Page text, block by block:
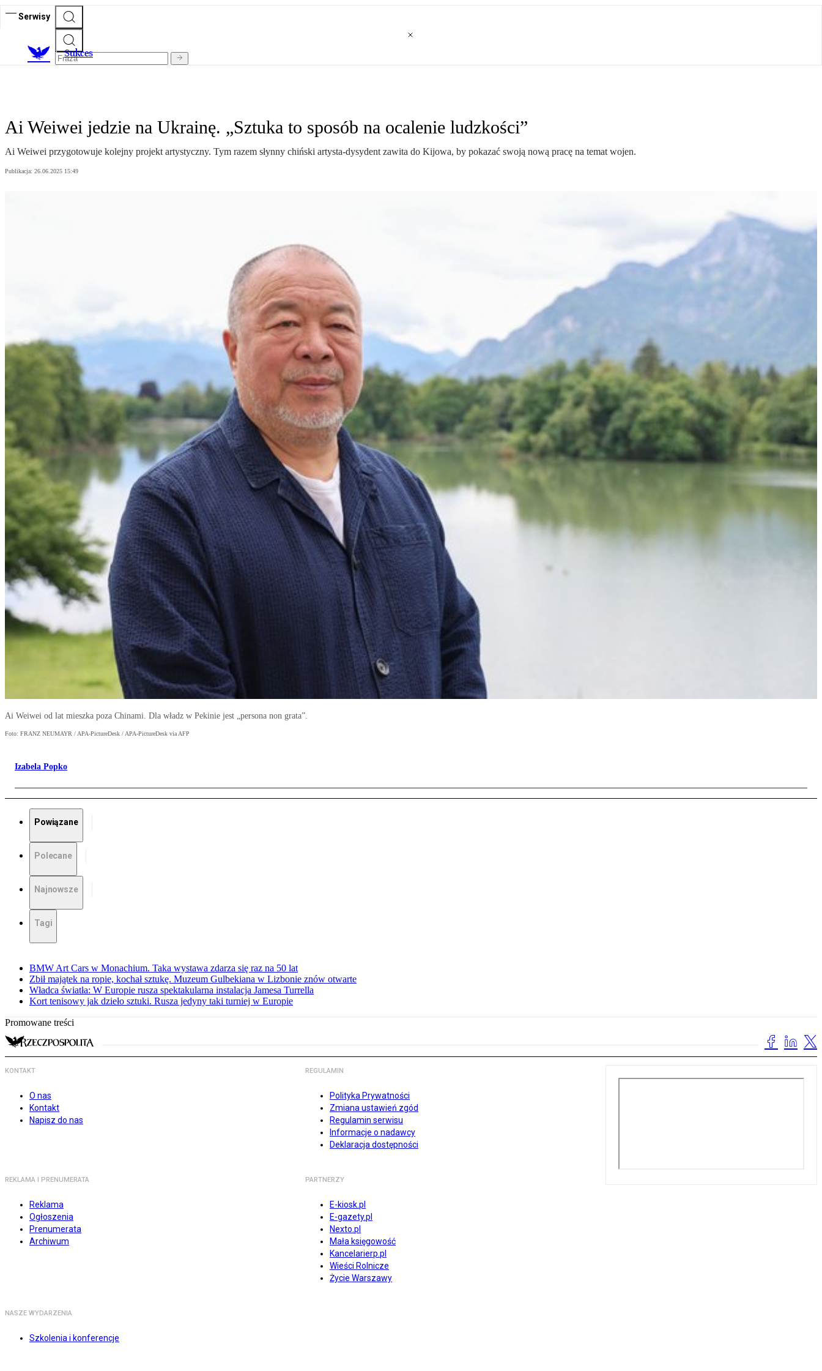
Serwisy
Sukces
Ai Weiwei jedzie na Ukrainę. „Sztuka to sposób na ocalenie ludzkości”
Ai Weiwei przygotowuje kolejny projekt artystyczny. Tym razem słynny chiński artysta-dysydent zawita do Kijowa, by pokazać swoją nową pracę na temat wojen.
Publikacja: 26.06.2025 15:49
Ai Weiwei od lat mieszka poza Chinami. Dla władz w Pekinie jest „persona non grata”.
Foto: FRANZ NEUMAYR / APA-PictureDesk / APA-PictureDesk via AFP
Izabela Popko
Powiązane
Polecane
Najnowsze
Tagi
BMW Art Cars w Monachium. Taka wystawa zdarza się raz na 50 lat
Zbił majątek na ropie, kochał sztukę. Muzeum Gulbekiana w Lizbonie znów otwarte
Władca światła: W Europie rusza spektakularna instalacja Jamesa Turrella
Kort tenisowy jak dzieło sztuki. Rusza jedyny taki turniej w Europie
Promowane treści
KONTAKT
O nas
Kontakt
Napisz do nas
REGULAMIN
Polityka Prywatności
Zmiana ustawień zgód
Regulamin serwisu
Informacje o nadawcy
Deklaracja dostępności
REKLAMA I PRENUMERATA
Reklama
Ogłoszenia
Prenumerata
Archiwum
PARTNERZY
E-kiosk.pl
E-gazety.pl
Nexto.pl
Mała księgowość
Kancelarierp.pl
Wieści Rolnicze
Życie Warszawy
NASZE WYDARZENIA
Szkolenia i konferencje